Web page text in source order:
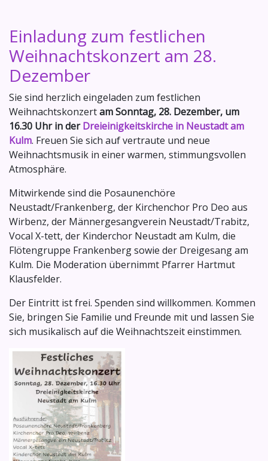
Einladung zum festlichen
Weihnachtskonzert am 28.
Dezember
Sie sind herzlich eingeladen zum festlichen
Weihnachtskonzertam Sonntag, 28. Dezember, um
16.30 Uhr in derDreieinigkeitskirche in Neustadt am
Kulm. Freuen Sie sich auf vertraute und neue
Weihnachtsmusik in einer warmen, stimmungsvollen
Atmosphäre.
Mitwirkende sind die Posaunenchöre
Neustadt/Frankenberg, der Kirchenchor Pro Deo aus
Wirbenz, der Männergesangverein Neustadt/Trabitz,
Vocal X-tett, der Kinderchor Neustadt am Kulm, die
Flötengruppe Frankenberg sowie der Dreigesang am
Kulm. Die Moderation übernimmt Pfarrer Hartmut
Klausfelder.
Der Eintritt ist frei. Spenden sind willkommen. Kommen
Sie, bringen Sie Familie und Freunde mit und lassen Sie
sich musikalisch auf die Weihnachtszeit einstimmen.